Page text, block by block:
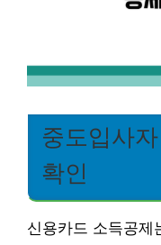
중도입사
확인
신용카드 소득공제